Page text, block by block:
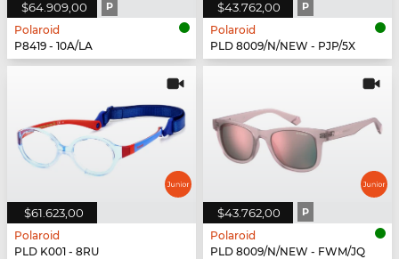
$64.909,00 P
Polaroid
P8419 - 10A/LA
$43.762,00 P
Polaroid
PLD 8009/N/NEW - PJP/5X
$61.623,00
Polaroid
PLD K001 - 8RU
$43.762,00 P
Polaroid
PLD 8009/N/NEW - FWM/JQ